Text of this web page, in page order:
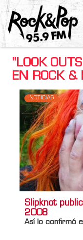
"LOOK
EN ROCK &
NOTICIAS
Slipknot
2008
Así lo confirmó